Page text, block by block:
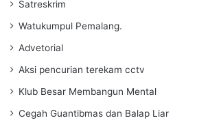
Satreskrim
Watukumpul Pemalang.
Advetorial
Aksi pencurian terekam cctv
Klub Besar Membangun Mental
Cegah Guantibmas dan Balap Liar